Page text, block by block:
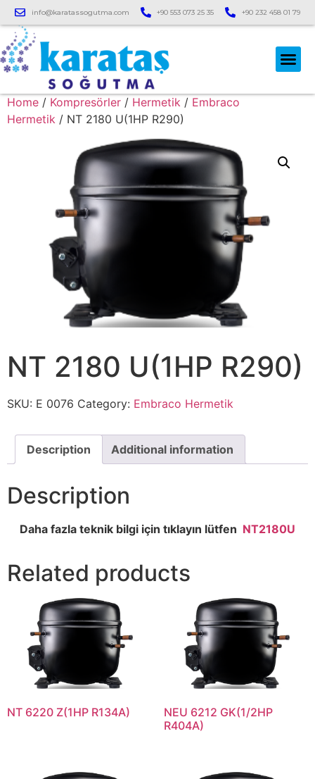
info@karatassogutma.com +90 553 073 25 35 +90 232 458 01 79
Home / Kompresörler / Hermetik / Embraco
Hermetik / NT 2180 U(1HP R290)
NT 2180 U(1HP R290)
SKU: E 0076 Category: Embraco Hermetik
Description Additional information
Description
Daha fazla teknik bilgi için tıklayın lütfen NT2180U
Related products
NT 6220 Z(1HP R134A)
NEU 6212 GK(1/2HP
R404A)